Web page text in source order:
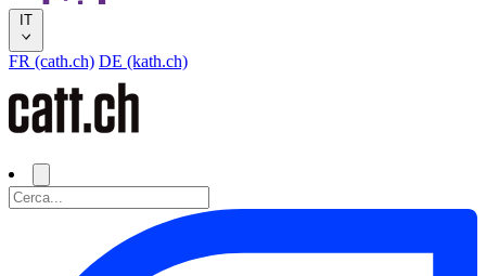
IT
FR (cath.ch) DE (kath.ch)